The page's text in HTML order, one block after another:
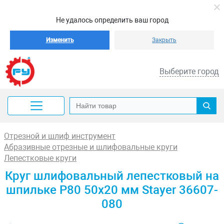
Не удалось определить ваш город
Изменить Закрыть
Выберите город
Отрезной и шлиф инструмент
Абразивные отрезные и шлифовальные круги
Лепестковые круги
Круг шлифовальный лепестковый на
шпильке P80 50х20 мм Stayer 36607-
080